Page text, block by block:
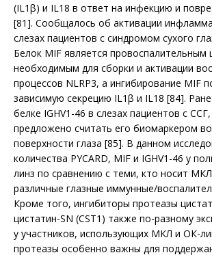
(IL1β) и IL18 в ответ на инфекцию и
[81]. Сообщалось об активации
слезах пациентов с синдромом сухого
Белок MIF является провоспалительным
необходимым для сборки и активации
процессов NLRP3, а ингибирование MIF
зависимую секрецию IL1β и IL18 [84].
белке IGHV1-46 в слезах пациентов с
предложено считать его биомаркером
поверхности глаза [85]. В данном
количества PYCARD, MIF и IGHV1-46 у
линз по сравнению с теми, кто носит
различные глазные иммунные/
Кроме того, ингибиторы протеазы
цистатин-SN (CST1) также по-разному
у участников, использующих МКЛ и ОК-
протеазы особенно важны для